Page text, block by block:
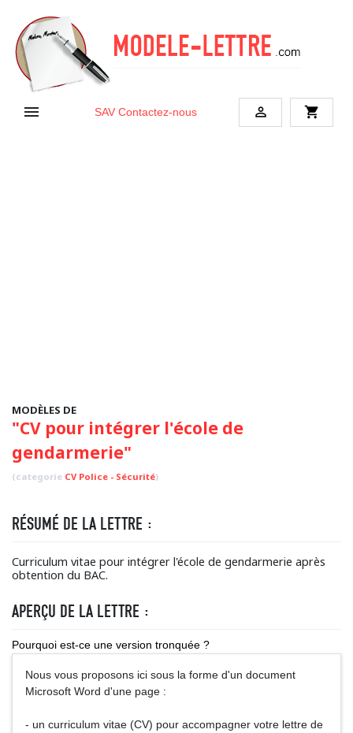
 SAV Contactez-nous  shopping_cart
MODÈLES DE
"CV pour intégrer l'école de
gendarmerie"
(categorie CV Police - Sécurité)
RÉSUMÉ DE LA LETTRE :
Curriculum vitae pour intégrer l'école de gendarmerie après
obtention du BAC.
APERÇU DE LA LETTRE :
Pourquoi est-ce une version tronquée ?
Nous vous proposons ici sous la forme d'un document
Microsoft Word d'une page :
- un curriculum vitae (CV) pour accompagner votre lettre de